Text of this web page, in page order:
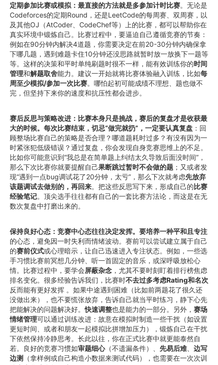
定期参加比赛或模拟：最直接的方法就是多参加计时比赛。无论是
Codeforces的定期Round，还是LeetCode的每周赛、双周赛，以
及其他OJ（AtCoder、CodeChef等）上的比赛，都可以帮助你在
真实环境中锻炼自己。比赛过程中，要逼迫自己遵循竞赛的节奏：
例如在90分钟内解决4道题，你需要决定在前20-30分钟内确保拿
下哪几题，遇到难题卡住10分钟还没思路就暂时放一放换下一题等
等。这样的决策和平时单纯刷题时很不一样，能有效训练你的时间
管理和解题取舍能力。建议一开始就将比赛体验融入训练，比如每
周至少模拟/参加一次比赛。哪怕起初可能成绩不理想、题也做不
完，但坚持下来你的速度和抗压性都会进步。
赛后反思与策略改进：比赛本身只是挑战，赛后的复盘才是收获最
大的时候。每次比赛结束，切忌“做完就扔”，一定要认真复盘 ：回
顾整场比赛自己的策略是否合理？哪道题耗时过多？有没有因为一
时紧张犯低级错误？通过复盘，你会发现自身竞赛思维上的不足。
比如你可能意识到“我总是在简单题上纠结太久导致后面没时间”，
那么下次比赛你就要提醒自己果断跳过暂时不会做的题 ；又或者发
现“遇到一点bug调试花了20分钟，太亏”，那么下次就考虑先放弃
该题调试去做别的，再回来。把这些反思写下来，形成自己的比赛
经验笔记。顶尖选手往往都有自己的一套比赛方法论，而这是在无
数次复盘中打磨出来的。
保持良好心态：竞赛中心态往往决定发挥。要培养一种平和且专注
的心态，避免因一时失利而情绪波动。赛前可以尝试建立属于自己
的赛前仪式或心理暗示，让自己迅速进入专注状态。例如，一些选
手习惯比赛前冥想几分钟、听一首固定的音乐，或深呼吸放松心
情。比赛过程中，要学会屏蔽杂念 ，尤其不要时刻盯着排行榜焦虑
排名变化。很多经验告诉我们，比赛时不去过多考虑Rating和名次
反而能有更好发挥 。如果中途遇到困难（比如前两题花了很久还
没做出来），也不要慌张放弃，告诉自己就当平时练习，静下心先
把能解决的问题解决好。快速调整也是能力的一部分。另外， 赛场
情绪管理可以通过训练改进：故意在模拟时制造一些干扰（如设置
更短时间、或者和朋友一起模拟比拼增加压力），锻炼自己在干扰
下依然保持冷静思考。长此以往，你在正式比赛中就更能泰然自
若。良好的竞赛习惯如审题细心（不遗漏条件）、 先易后难、 边写
边测
（拿样例或自己构造小数据来测试代码），也需要在一次次训